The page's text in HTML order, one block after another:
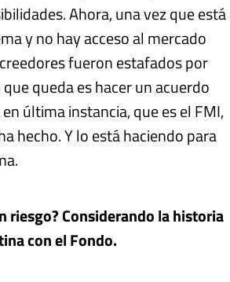
Ahora, una vez que está
y no hay acceso al mercado
fueron estafados por
queda es hacer un acuerdo
última instancia, que es el FMI,
hecho. Y lo está haciendo para
riesgo? Considerando la historia
con el Fondo.